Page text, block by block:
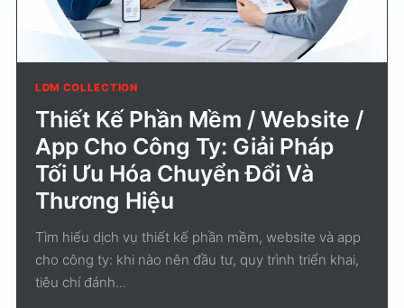
LDM COLLECTION
Thiết Kế Phần Mềm / Website /
App Cho Công Ty: Giải Pháp
Tối Ưu Hóa Chuyển Đổi Và
Thương Hiệu
Tìm hiểu dịch vụ thiết kế phần mềm, website và app
cho công ty: khi nào nên đầu tư, quy trình triển khai,
tiêu chí đánh...